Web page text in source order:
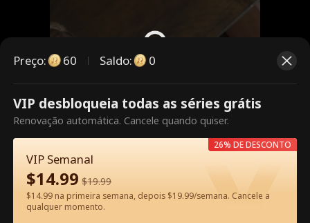
Este episódio é pago. Desbloqueie
para assistir.
60
Preço: 60 Saldo: 0
VIP desbloqueia todas as séries grátis
Renovação automática. Cancele quando quiser.
VIP Semanal
$14.99 $19.99
$14.99 na primeira semana, depois $19.99/semana. Cancele a
qualquer momento.
26% DE DESCONTO